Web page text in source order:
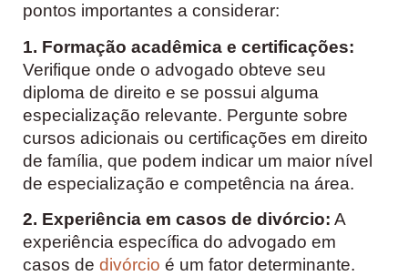
pontos importantes a considerar:
1. Formação acadêmica e certificações:
Verifique onde o advogado obteve seu
diploma de direito e se possui alguma
especialização relevante. Pergunte sobre
cursos adicionais ou certificações em direito
de família, que podem indicar um maior nível
de especialização e competência na área.
2. Experiência em casos de divórcio: A
experiência específica do advogado em
casos de divórcio é um fator determinante.